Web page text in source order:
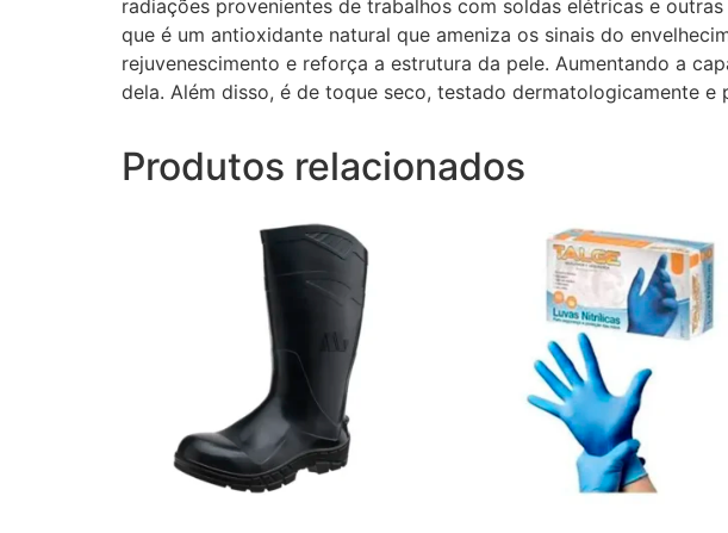
radiações provenientes de trabalhos com soldas elétricas e
que é um antioxidante natural que ameniza os sinais do
rejuvenescimento e reforça a estrutura da pele. Aumentando a
dela. Além disso, é de toque seco, testado dermatologicamente
Produtos relacionados